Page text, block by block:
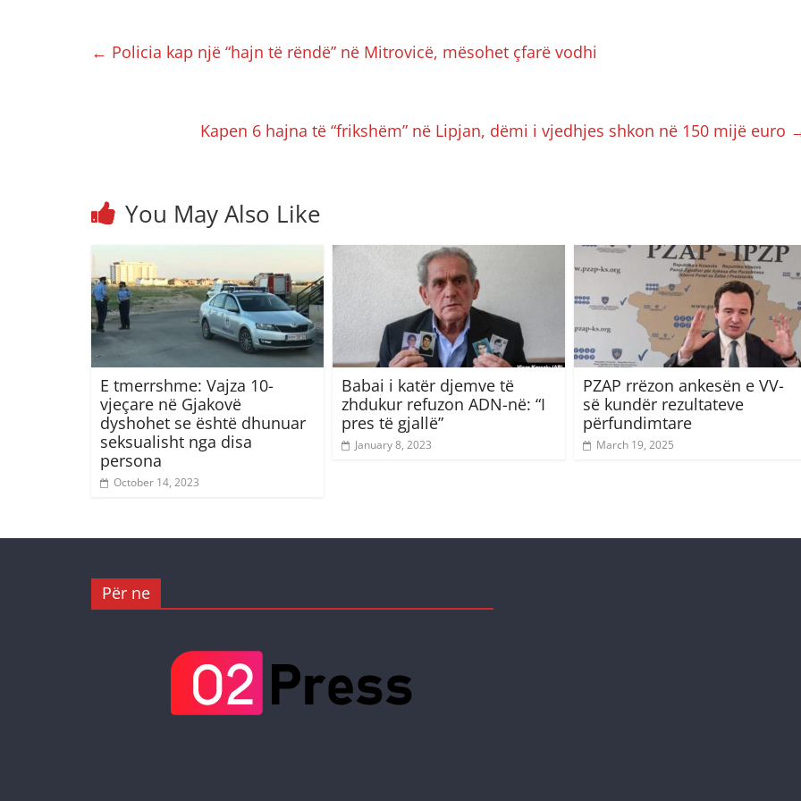
← Policia kap një “hajn të rëndë” në Mitrovicë, mësohet çfarë vodhi
Kapen 6 hajna të “frikshëm” në Lipjan, dëmi i vjedhjes shkon në 150 mijë euro
You May Also Like
E tmerrshme: Vajza 10-
vjeçare në Gjakovë
dyshohet se është dhunuar
seksualisht nga disa
persona
October 14, 2023
Babai i katër djemve të
zhdukur refuzon ADN-në: “I
pres të gjallë”
January 8, 2023
PZAP rrëzon ankesën e VV-
së kundër rezultateve
përfundimtare
March 19, 2025
Për ne